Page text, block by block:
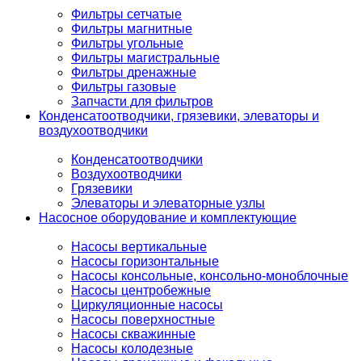
Фильтры сетчатые
Фильтры магнитные
Фильтры угольные
Фильтры магистральные
Фильтры дренажные
Фильтры газовые
Запчасти для фильтров
Конденсатоотводчики, грязевики, элеваторы и
воздухоотводчики
Конденсатоотводчики
Воздухоотводчики
Грязевики
Элеваторы и элеваторные узлы
Насосное оборудование и комплектующие
Насосы вертикальные
Насосы горизонтальные
Насосы консольные, консольно-моноблочные
Насосы центробежные
Циркуляционные насосы
Насосы поверхностные
Насосы скважинные
Насосы колодезные